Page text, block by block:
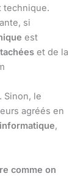
technique.
si
est
et de la
Sinon, le
agréés en
informatique,
comme on